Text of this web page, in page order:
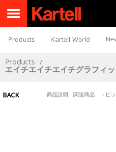
Products Kartell World
Products /
エイチエイチエイチグラフィ
BACK 商品説明 関連商品 トピ